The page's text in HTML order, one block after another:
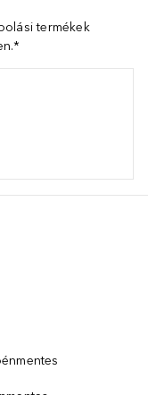
termékek